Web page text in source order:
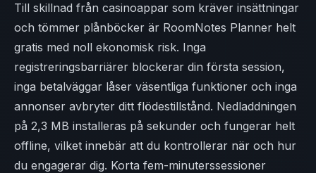
Till skillnad från casinoappar som kräver insättningar
och tömmer plånböcker är RoomNotes Planner helt
gratis med noll ekonomisk risk. Inga
registreringsbarriärer blockerar din första session,
inga betalväggar låser väsentliga funktioner och inga
annonser avbryter ditt flödestillstånd. Nedladdningen
på 2,3 MB installeras på sekunder och fungerar helt
offline, vilket innebär att du kontrollerar när och hur
du engagerar dig. Korta fem-minuterssessioner